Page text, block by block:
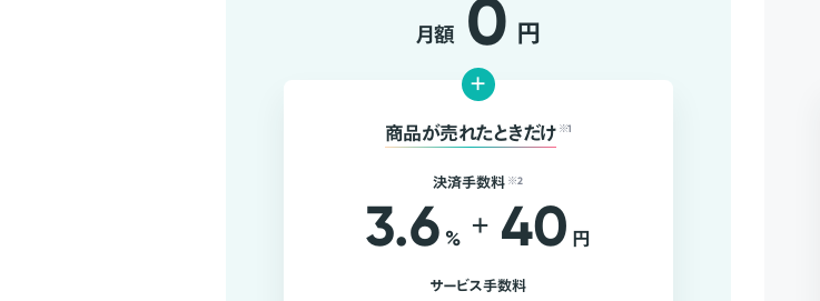
月額 0 円
+
商品が売れたときだけ ※1
決済手数料 ※2
3.6 % + 40 円
サービス手数料